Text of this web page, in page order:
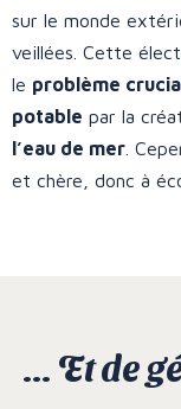
sur le monde
veillées. Cette
le problème
potable par la
l’eau de mer .
et chère, donc à
... Et de